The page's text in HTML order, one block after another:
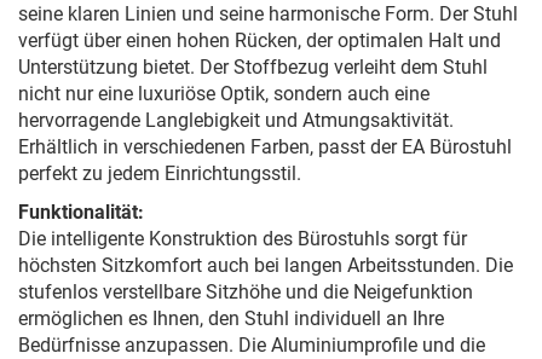
seine klaren Linien und seine harmonische Form. Der Stuhl
verfügt über einen hohen Rücken, der optimalen Halt und
Unterstützung bietet. Der Stoffbezug verleiht dem Stuhl
nicht nur eine luxuriöse Optik, sondern auch eine
hervorragende Langlebigkeit und Atmungsaktivität.
Erhältlich in verschiedenen Farben, passt der EA Bürostuhl
perfekt zu jedem Einrichtungsstil.
Funktionalität:
Die intelligente Konstruktion des Bürostuhls sorgt für
höchsten Sitzkomfort auch bei langen Arbeitsstunden. Die
stufenlos verstellbare Sitzhöhe und die Neigefunktion
ermöglichen es Ihnen, den Stuhl individuell an Ihre
Bedürfnisse anzupassen. Die Aluminiumprofile und die